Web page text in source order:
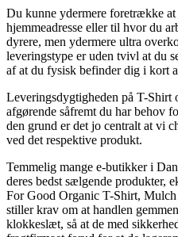
Du kunne ydermere foretrække
hjemmeadresse eller til hvor du
dyrere, men ydermere ultra
leveringstype er uden tvivl at du
af at du fysisk befinder dig i kort
Leveringsdygtigheden på T-Shirt
afgørende såfremt du har behov
den grund er det jo centralt at vi
ved det respektive produkt.
Temmelig mange e-butikker i
deres bedst sælgende produkter,
For Good Organic T-Shirt,
stiller krav om at handlen
klokkeslæt, så at de med